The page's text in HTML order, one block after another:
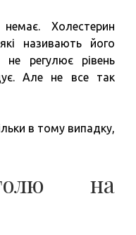
Холестерин
називають його
регулює рівень
Але не все так
в тому випадку,
на